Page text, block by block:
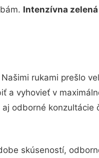
Intenzívna zelená
rukami prešlo
a vyhovieť v
aj odborné
skúseností,